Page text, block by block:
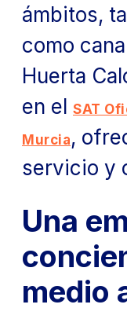
ámbitos,
como
Huerta
en el SAT
Murcia,
servicio y
Una
medio